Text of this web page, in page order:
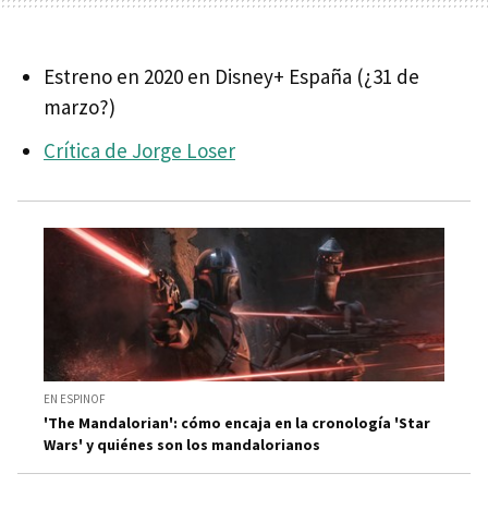
Estreno en 2020 en Disney+ España (¿31 de
marzo?)
Crítica de Jorge Loser
EN ESPINOF
'The Mandalorian': cómo encaja en la cronología 'Star
Wars' y quiénes son los mandalorianos